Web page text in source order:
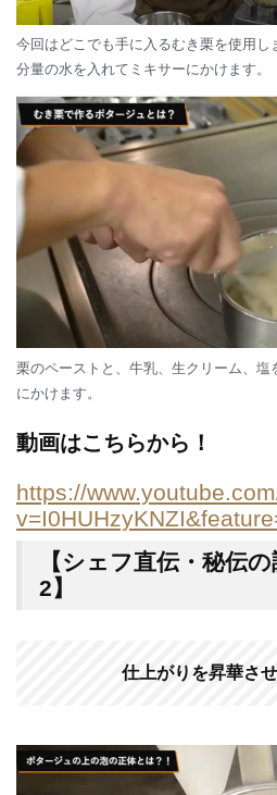
今回はどこでも手に入るむき栗を使用し
分量の水を入れてミキサーにかけます。
栗のペーストと、牛乳、生クリーム、塩
にかけます。
動画はこちらから！
https://
【シェフ直伝・秘伝
2】
仕上がりを昇華さ